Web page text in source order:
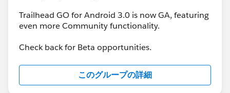
Trailhead GO for Android 3.0 is now GA, featuring
even more Community functionality.
Check back for Beta opportunities.
このグループの詳細